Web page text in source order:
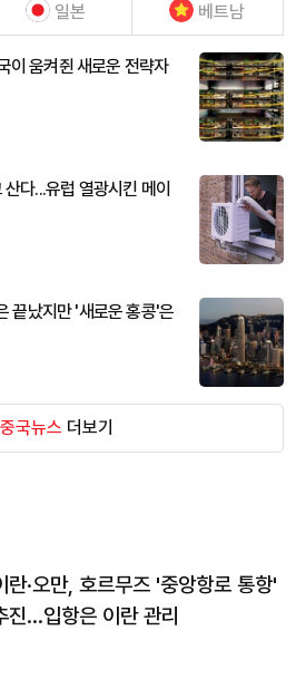
일본 베트남
이 움켜쥔 새로운 전략자
다...유럽 열광시킨 메이
끝났지만 '새로운 홍콩'은
중국뉴스 더보기
란·오만, 호르무즈 '중앙항로 통항'
진…입항은 이란 관리